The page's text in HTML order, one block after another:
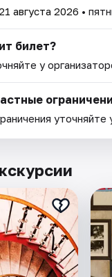
августа 2026 •
билет?
у
уточняйте